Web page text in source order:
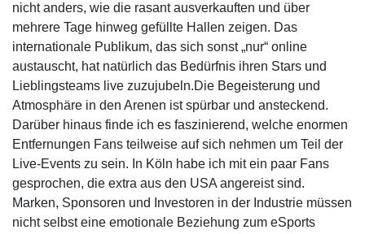
nicht anders, wie die rasant ausverkauften und über
mehrere Tage hinweg gefüllte Hallen zeigen. Das
internationale Publikum, das sich sonst „nur“ online
austauscht, hat natürlich das Bedürfnis ihren Stars und
Lieblingsteams live zuzujubeln.Die Begeisterung und
Atmosphäre in den Arenen ist spürbar und ansteckend.
Darüber hinaus finde ich es faszinierend, welche enormen
Entfernungen Fans teilweise auf sich nehmen um Teil der
Live-Events zu sein. In Köln habe ich mit ein paar Fans
gesprochen, die extra aus den USA angereist sind.
Marken, Sponsoren und Investoren in der Industrie müssen
nicht selbst eine emotionale Beziehung zum eSports